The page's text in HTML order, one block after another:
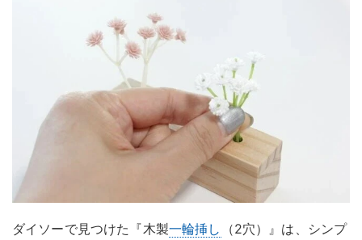
ダイソーで見つけた『木製一輪挿し
（2穴）』は、シンプ